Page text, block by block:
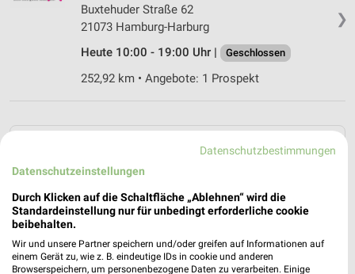
❯
Buxtehuder Straße 62
21073 Hamburg-Harburg
Heute 10:00 - 19:00 Uhr |
Geschlossen
252,92 km • Angebote: 1 Prospekt
Angebote-Kalender für mömax in
Hamburg und Umgebung
Aug.
03Mo
mömax - Trendbonus
Datenschutzbestimmungen
Datenschutzeinstellungen
Durch Klicken auf die Schaltfläche „Ablehnen“ wird die
Standardeinstellung nur für unbedingt erforderliche cookie
beibehalten.
Wir und unsere Partner speichern und/oder greifen auf Informationen auf
einem Gerät zu, wie z. B. eindeutige IDs in cookie und anderen
Browserspeichern, um personenbezogene Daten zu verarbeiten. Einige